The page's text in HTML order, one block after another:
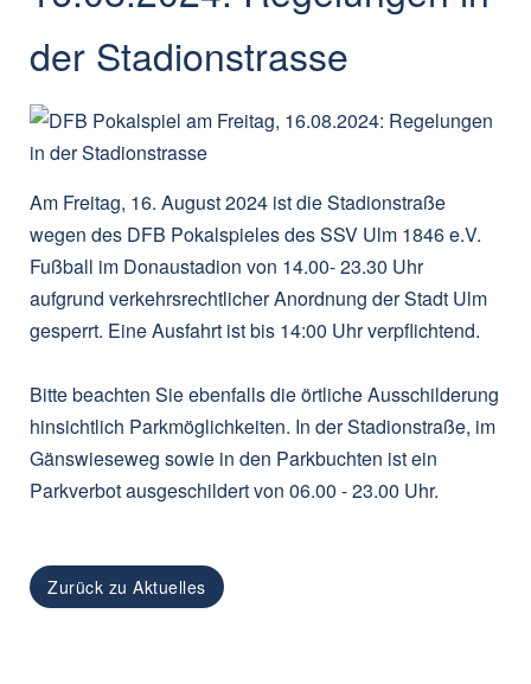
der Stadionstrasse
Am Freitag, 16. August 2024 ist die Stadionstraße
wegen des DFB Pokalspieles des SSV Ulm 1846 e.V.
Fußball im Donaustadion von 14.00- 23.30 Uhr
aufgrund verkehrsrechtlicher Anordnung der Stadt Ulm
gesperrt. Eine Ausfahrt ist bis 14:00 Uhr verpflichtend.
Bitte beachten Sie ebenfalls die örtliche Ausschilderung
hinsichtlich Parkmöglichkeiten. In der Stadionstraße, im
Gänswieseweg sowie in den Parkbuchten ist ein
Parkverbot ausgeschildert von 06.00 - 23.00 Uhr.
Zurück zu Aktuelles